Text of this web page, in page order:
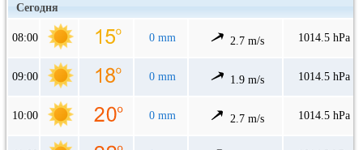
Сегодня
08:00 0 mm 2.7 m/s 1014.5 hPa
09:00 0 mm 1.9 m/s 1014.5 hPa
10:00 0 mm 2.7 m/s 1014.5 hPa